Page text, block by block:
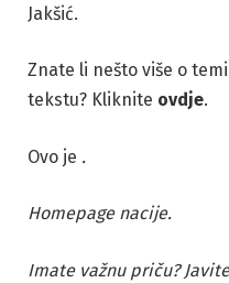
Jakšić.
Znate li nešto više o
tekstu? Kliknite ovdje.
Ovo je .
Homepage nacije.
Imate važnu priču?